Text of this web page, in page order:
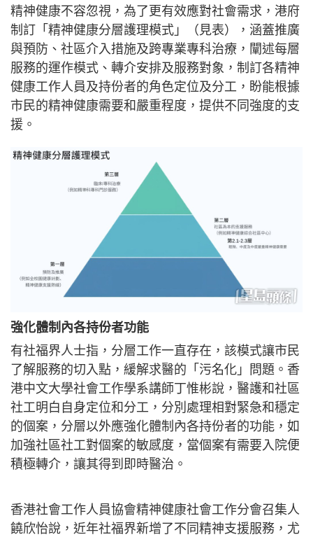
精神健康不容忽視，為了更有效應對社會需求，港府
制訂「精神健康分層護理模式」（見表），涵蓋推廣
與預防、社區介入措施及跨專業專科治療，闡述每層
服務的運作模式、轉介安排及服務對象，制訂各精神
健康工作人員及持份者的角色定位及分工，盼能根據
市民的精神健康需要和嚴重程度，提供不同強度的支
援。
強化體制內各持份者功能
有社福界人士指，分層工作一直存在，該模式讓市民
了解服務的切入點，緩解求醫的「污名化」問題。香
港中文大學社會工作學系講師丁惟彬說，醫護和社區
社工明白自身定位和分工，分別處理相對緊急和穩定
的個案，分層以外應強化體制內各持份者的功能，如
加強社區社工對個案的敏感度，當個案有需要入院便
積極轉介，讓其得到即時醫治。
香港社會工作人員協會精神健康社會工作分會召集人
饒欣怡說，近年社福界新增了不同精神支援服務，尤